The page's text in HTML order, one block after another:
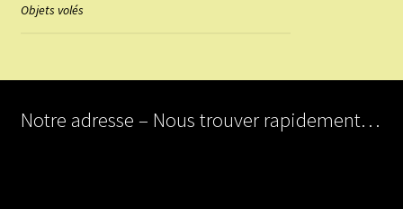
Objets volés
Notre adresse – Nous trouver rapidement…